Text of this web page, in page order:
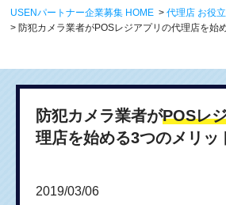
USENパートナー企業募集 HOME > 代理店 お役
> 防犯カメラ業者がPOSレジアプリの代理店を始
防犯カメラ業者がPOSレ
理店を始める3つのメリッ
2019/03/06